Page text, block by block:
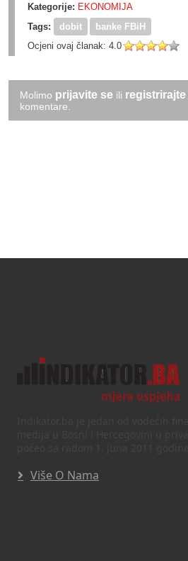
Kategorije: EKONOMIJA
Tags:
dobit
banke FBiH
Ocjeni ovaj članak: 4.0
Molimo prijavite se ili registrirajte
komentare.
Više O Nama